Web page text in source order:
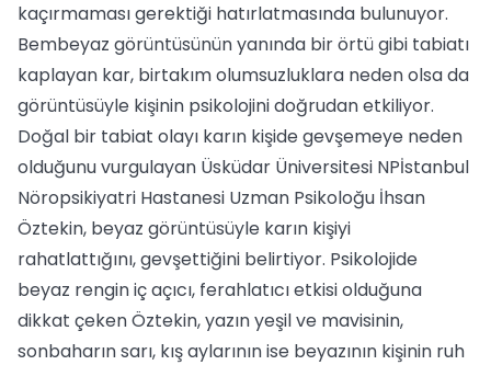
kaçırmaması gerektiği hatırlatmasında bulunuyor.
Bembeyaz görüntüsünün yanında bir örtü gibi tabiatı
kaplayan kar, birtakım olumsuzluklara neden olsa da
görüntüsüyle kişinin psikolojini doğrudan etkiliyor.
Doğal bir tabiat olayı karın kişide gevşemeye neden
olduğunu vurgulayan Üsküdar Üniversitesi NPİstanbul
Nöropsikiyatri Hastanesi Uzman Psikoloğu İhsan
Öztekin, beyaz görüntüsüyle karın kişiyi
rahatlattığını, gevşettiğini belirtiyor. Psikolojide
beyaz rengin iç açıcı, ferahlatıcı etkisi olduğuna
dikkat çeken Öztekin, yazın yeşil ve mavisinin,
sonbaharın sarı, kış aylarının ise beyazının kişinin ruh